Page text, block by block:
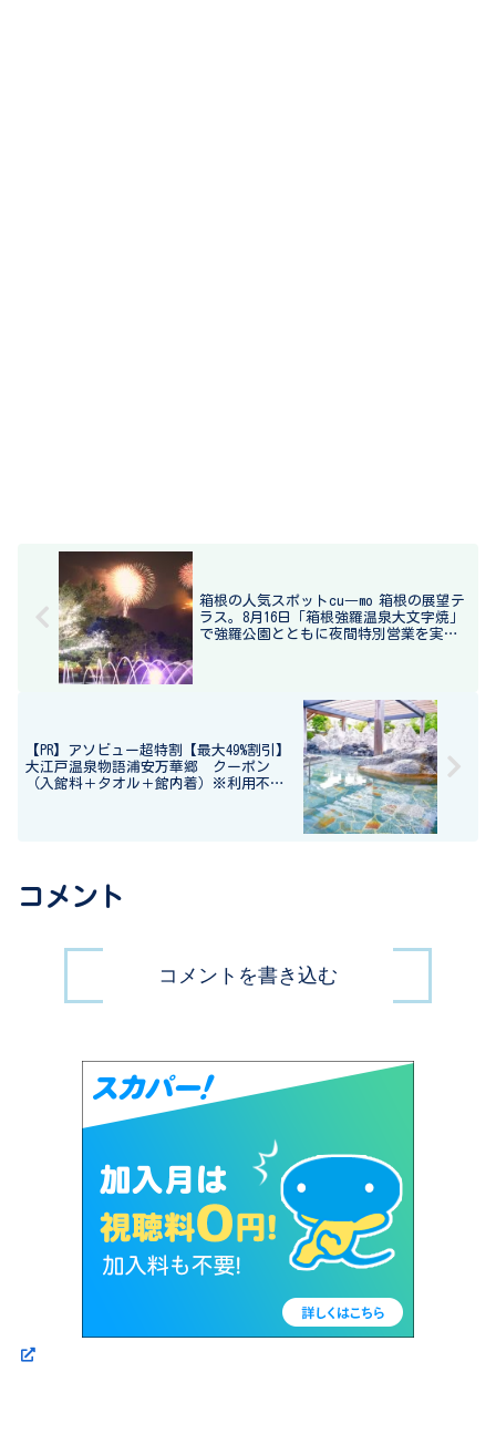
箱根の人気スポットcu―mo 箱根の展望テ
ラス。8月16日「箱根強羅温泉大文字焼」
で強羅公園とともに夜間特別営業を実
【PR】アソビュー超特割【最大49%割引】
大江戸温泉物語浦安万華郷 クーポン
（入館料＋タオル＋館内着）※利用不可
コメント
コメントを書き込む